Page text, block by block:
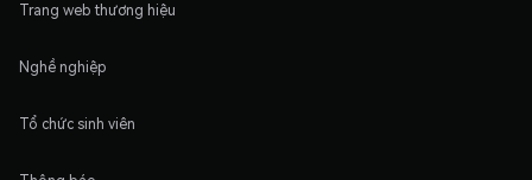
Trang web thương hiệu
Nghề nghiệp
Tổ chức sinh viên